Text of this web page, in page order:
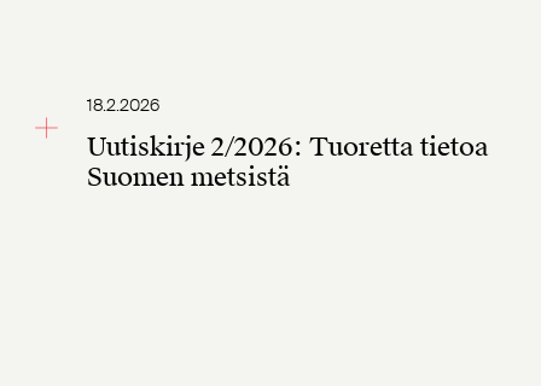
18.2.2026
Uutiskirje 2/2026: Tuoretta tietoa
Suomen metsistä